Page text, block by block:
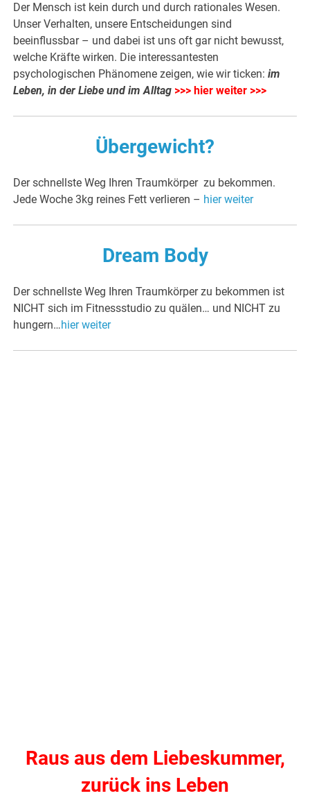
Der Mensch ist kein durch und durch rationales Wesen.
Unser Verhalten, unsere Entscheidungen sind
beeinflussbar – und dabei ist uns oft gar nicht bewusst,
welche Kräfte wirken. Die interessantesten
psychologischen Phänomene zeigen, wie wir ticken: im
Leben, in der Liebe und im Alltag >>> hier weiter >>>
Übergewicht?
Der schnellste Weg Ihren Traumkörper zu bekommen.
Jede Woche 3kg reines Fett verlieren – hier weiter
Dream Body
Der schnellste Weg Ihren Traumkörper zu bekommen ist
NICHT sich im Fitnessstudio zu quälen… und NICHT zu
hungern…hier weiter
Raus aus dem Liebeskummer,
zurück ins Leben